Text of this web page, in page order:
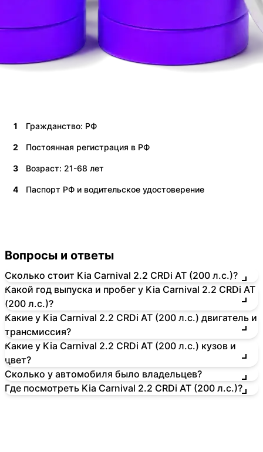
1 Гражданство: РФ
2 Постоянная регистрация в РФ
3 Возраст: 21-68 лет
4 Паспорт РФ и водительское удостоверение
Вопросы и ответы
Сколько стоит Kia Carnival 2.2 CRDi AT (200 л.с.)?
Какой год выпуска и пробег у Kia Carnival 2.2 CRDi AT
(200 л.с.)?
Какие у Kia Carnival 2.2 CRDi AT (200 л.с.) двигатель и
трансмиссия?
Какие у Kia Carnival 2.2 CRDi AT (200 л.с.) кузов и
цвет?
Сколько у автомобиля было владельцев?
Где посмотреть Kia Carnival 2.2 CRDi AT (200 л.с.)?